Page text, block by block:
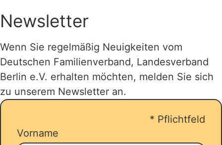
eine Vergünstigung bei
kostenpflichtigen Kursen oder
Einmalveranstaltungen.
jugendherberge.de
Bis zu 14 Übernachtungen, in einer
gemeinnützigen Ferienwohnungen,
einem Ferienhaus oder Familienzimmer
reservieren/buchen Ihren Urlaub und
stellen parallel dazu ihren Antrag über
Newsletter
Wenn Sie regelmäßig Neuigkeiten vom
Deutschen Familienverband, Landesverband
Berlin e.V. erhalten möchten, melden Sie sich
zu unserem Newsletter an.
* Pflichtfeld
Vorname